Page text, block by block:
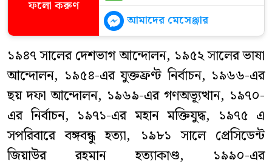
ফলো করুণ
আমাদের মেসেঞ্জার
১৯৪৭ সালের দেশভাগ আন্দোলন, ১৯৫২ সালের ভাষা
আন্দোলন, ১৯৫৪-এর যুক্তফ্রণ্ট নির্বাচন, ১৯৬৬-এর
ছয় দফা আন্দোলন, ১৯৬৯-এর গণঅভ্যূত্থান, ১৯৭০-
এর নির্বাচন, ১৯৭১-এর মহান মক্তিযুদ্ধ, ১৯৭৫ এ
সপরিবারে বঙ্গবন্ধু হত্যা, ১৯৮১ সালে প্রেসিডেন্ট
জিয়াউর রহমান হত্যাকাণ্ড, ১৯৯০-এর